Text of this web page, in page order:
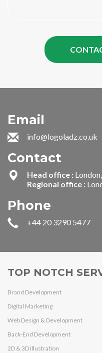
Email
info@logoladz.co.uk
Contact
Head office :
Regional office :
Phone
+44 20 3290 5477
TOP NOTCH
Brand Development
Digital Marketing
Web Design & Development
Back-End Development
2D & 3D Illustration